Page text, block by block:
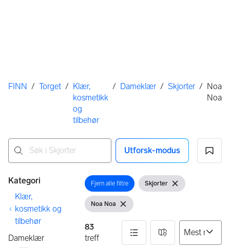
Her er du
FINN / Torget / Klær,
kosmetikk
og
tilbehør
/ Dameklær / Skjorter / Noa
Noa
Utforsk-modus
Filtre
Kategori
Klær,
kosmetikk og
tilbehør
Dameklær
Åpne filter
Fjern alle filtre Vis filter
Skjorter Fjern filter
Vis filter
Noa Noa
Fjern filter
83
treff